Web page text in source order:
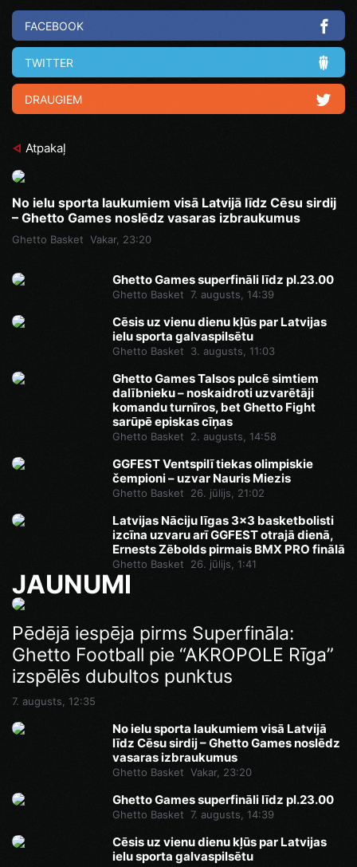
FACEBOOK
TWITTER
DRAUGIEM
Atpakaļ
No ielu sporta laukumiem visā Latvijā līdz Cēsu sirdij
– Ghetto Games noslēdz vasaras izbraukumus
Ghetto Basket Vakar, 23:20
Ghetto Games superfināli līdz pl.23.00
Ghetto Basket 7. augusts, 14:39
Cēsis uz vienu dienu kļūs par Latvijas
ielu sporta galvaspilsētu
Ghetto Basket 3. augusts, 11:03
Ghetto Games Talsos pulcē simtiem
dalībnieku – noskaidroti uzvarētāji
komandu turnīros, bet Ghetto Fight
sarūpē episkas cīņas
Ghetto Basket 2. augusts, 14:58
GGFEST Ventspilī tiekas olimpiskie
čempioni – uzvar Nauris Miezis
Ghetto Basket 26. jūlijs, 21:02
Latvijas Nāciju līgas 3x3 basketbolisti
izcīna uzvaru arī GGFEST otrajā dienā,
Ernests Zēbolds pirmais BMX PRO finālā
Ghetto Basket 26. jūlijs, 1:41
JAUNUMI
Ghetto Games superfināli līdz pl.23.00
7. augusts, 14:46
Pēdējā iespēja pirms Superfināla:
Ghetto Football pie “AKROPOLE Rīga”
izspēlēs dubultos punktus
7. augusts, 12:35
No ielu sporta laukumiem visā Latvijā
līdz Cēsu sirdij – Ghetto Games noslēdz
vasaras izbraukumus
Ghetto Basket Vakar, 23:20
Ghetto Games superfināli līdz pl.23.00
Ghetto Basket 7. augusts, 14:39
Cēsis uz vienu dienu kļūs par Latvijas
ielu sporta galvaspilsētu